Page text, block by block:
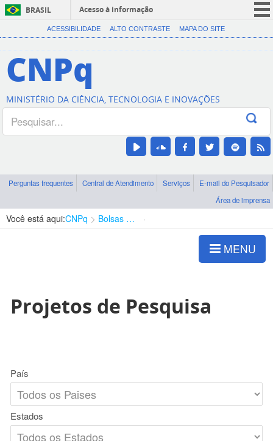
BRASIL
Acesso à informação
CORONAVÍRUS (COVID-19)
Canais
ACESSIBILIDADE ALTO CONTRASTE MAPA DO SITE
CNPq
MINISTÉRIO DA CIÊNCIA, TECNOLOGIA E INOVAÇÕES
Perguntas frequentes Central de Atendimento Serviços
E-mail do Pesquisador
Área de imprensa
Você está aqui:CNPq Bolsas e Auxílios Vigentes
MENU
Projetos de Pesquisa
País
Estados